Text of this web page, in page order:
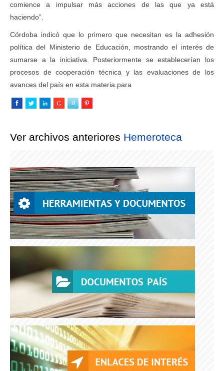
comience a impulsar más acciones de las que ya está
haciendo”.
Córdoba indicó que lo primero que necesitan es la adhesión
política del Ministerio de Educación, mostrando el interés de
sumarse a la iniciativa. Posteriormente se establecerían los
procesos de cooperación técnica y las evaluaciones de los
avances del país en esta materia.para
Ver archivos anteriores Hemeroteca